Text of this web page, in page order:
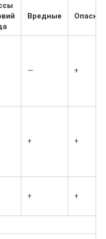
Вредные
— +
+ +
+ +